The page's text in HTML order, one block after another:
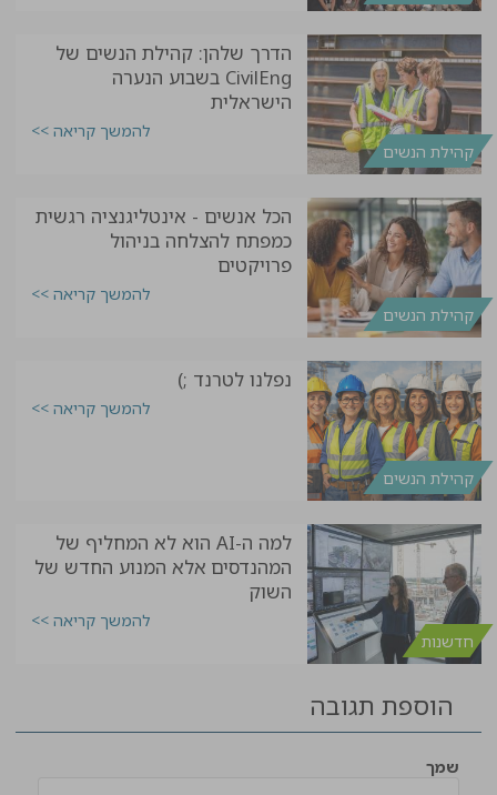
קהילת הנשים
הדרך שלהן: קהילת הנשים של
CivilEng בשבוע הנערה
הישראלית
להמשך קריאה >>
קהילת הנשים
הכל אנשים - אינטליגנציה רגשית
כמפתח להצלחה בניהול
פרויקטים
להמשך קריאה >>
קהילת הנשים
נפלנו לטרנד ;)
להמשך קריאה >>
חדשנות
למה ה-AI הוא לא המחליף של
המהנדסים אלא המנוע החדש של
השוק
להמשך קריאה >>
הוספת תגובה
שמך